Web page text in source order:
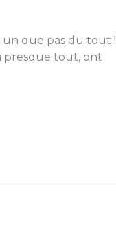
un que pas du tout !
presque tout, ont